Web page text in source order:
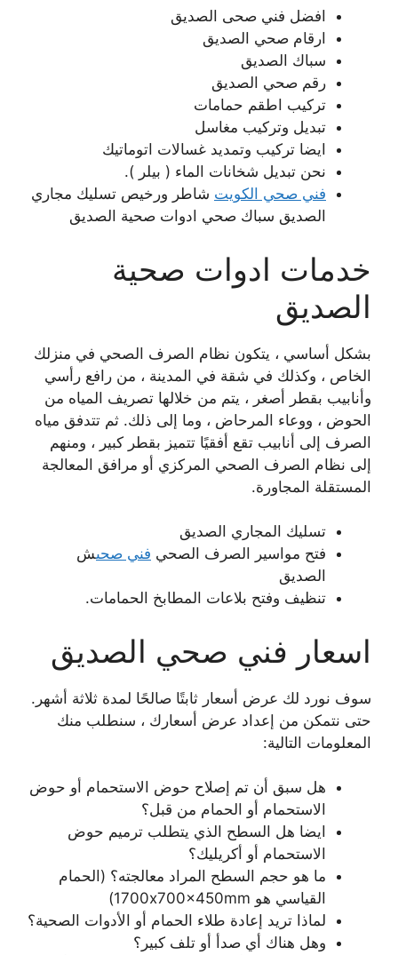
افضل فني صحى الصديق
ارقام صحي الصديق
سباك الصديق
رقم صحي الصديق
تركيب اطقم حمامات
تبديل وتركيب مغاسل
ايضا تركيب وتمديد غسالات اتوماتيك
نحن تبديل شخانات الماء ( بيلر ).
فني صحي الكويت شاطر ورخيص تسليك مجاري
الصديق سباك صحي ادوات صحية الصديق
خدمات ادوات صحية
الصديق
بشكل أساسي ، يتكون نظام الصرف الصحي في منزلك
الخاص ، وكذلك في شقة في المدينة ، من رافع رأسي
وأنابيب بقطر أصغر ، يتم من خلالها تصريف المياه من
الحوض ، ووعاء المرحاض ، وما إلى ذلك. ثم تتدفق مياه
الصرف إلى أنابيب تقع أفقيًا تتميز بقطر كبير ، ومنهم
إلى نظام الصرف الصحي المركزي أو مرافق المعالجة
المستقلة المجاورة.
تسليك المجاري الصديق
فتح مواسير الصرف الصحي فني صحىش
الصديق
تنظيف وفتح بلاعات المطابخ الحمامات.
اسعار فني صحي الصديق
سوف نورد لك عرض أسعار ثابتًا صالحًا لمدة ثلاثة أشهر.
حتى نتمكن من إعداد عرض أسعارك ، سنطلب منك
المعلومات التالية:
هل سبق أن تم إصلاح حوض الاستحمام أو حوض
الاستحمام أو الحمام من قبل؟
ايضا هل السطح الذي يتطلب ترميم حوض
الاستحمام أو أكريليك؟
ما هو حجم السطح المراد معالجته؟ (الحمام
القياسي هو 1700x700x450mm)
لماذا تريد إعادة طلاء الحمام أو الأدوات الصحية؟
وهل هناك أي صدأ أو تلف كبير؟